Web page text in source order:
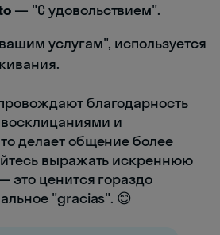
— "С удовольствием".
услугам", используется
благодарность
и
делает общение более
выражать искреннюю
это ценится гораздо
"gracias". 😊